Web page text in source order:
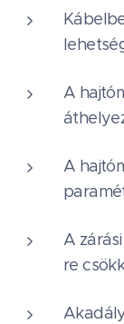
A
A
A
re